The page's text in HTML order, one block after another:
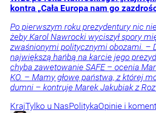
kontra „Cała Europa nam go
Po pierwszym roku prezydentury nic
żeby Karol Nawrocki wyciszył spory
zwaśnionymi politycznymi obozami. –
największą hańbą na karcie jego
chyba zawetowanie SAFE – ocenia
KO. – Mamy głowę państwa, z której
dumni – kontruje Marek Jakubiak z
KrajTylko u NasPolitykaOpinie i